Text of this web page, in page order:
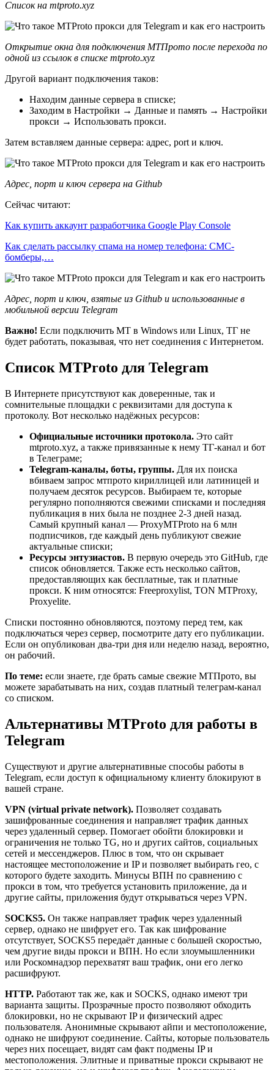
Список на mtproto.xyz
Открытие окна для подключения МТПрото после перехода по
одной из ссылок в списке mtproto.xyz
Другой вариант подключения таков:
Находим данные сервера в списке;
Заходим в Настройки → Данные и память → Настройки
прокси → Использовать прокси.
Затем вставляем данные сервера: адрес, port и ключ.
Адрес, порт и ключ сервера на Github
Сейчас читают:
Как купить аккаунт разработчика Google Play Console
Как сделать рассылку спама на номер телефона: СМС-
бомберы,…
Адрес, порт и ключ, взятые из Github и использованные в
мобильной версии Telegram
Важно! Если подключить МТ в Windows или Linux, ТГ не
будет работать, показывая, что нет соединения с Интернетом.
Список MTProto для Telegram
В Интернете присутствуют как доверенные, так и
сомнительные площадки с реквизитами для доступа к
протоколу. Вот несколько надёжных ресурсов:
Официальные источники протокола. Это сайт
mtproto.xyz, а также привязанные к нему ТГ-канал и бот
в Телеграме;
Telegram-каналы, боты, группы. Для их поиска
вбиваем запрос мтпрото кириллицей или латиницей и
получаем десяток ресурсов. Выбираем те, которые
регулярно пополняются свежими списками и последняя
публикация в них была не позднее 2-3 дней назад.
Самый крупный канал — ProxyMTProto на 6 млн
подписчиков, где каждый день публикуют свежие
актуальные списки;
Ресурсы энтузиастов. В первую очередь это GitHub, где
список обновляется. Также есть несколько сайтов,
предоставляющих как бесплатные, так и платные
прокси. К ним относятся: Freeproxylist, TON MTProxy,
Proxyelite.
Списки постоянно обновляются, поэтому перед тем, как
подключаться через сервер, посмотрите дату его публикации.
Если он опубликован два-три дня или неделю назад, вероятно,
он рабочий.
По теме: если знаете, где брать самые свежие МТПрото, вы
можете зарабатывать на них, создав платный телеграм-канал
со списком.
Альтернативы MTProto для работы в
Telegram
Существуют и другие альтернативные способы работы в
Telegram, если доступ к официальному клиенту блокируют в
вашей стране.
VPN (virtual private network). Позволяет создавать
зашифрованные соединения и направляет трафик данных
через удаленный сервер. Помогает обойти блокировки и
ограничения не только TG, но и других сайтов, социальных
сетей и мессенджеров. Плюс в том, что он скрывает
настоящее местоположение и IP и позволяет выбирать гео, с
которого будете заходить. Минусы ВПН по сравнению с
прокси в том, что требуется установить приложение, да и
другие сайты, приложения будут открываться через VPN.
SOCKS5. Он также направляет трафик через удаленный
сервер, однако не шифрует его. Так как шифрование
отсутствует, SOCKS5 передаёт данные с большей скоростью,
чем другие виды прокси и ВПН. Но если злоумышленники
или Роскомнадзор перехватят ваш трафик, они его легко
расшифруют.
HTTP. Работают так же, как и SOCKS, однако имеют три
варианта защиты. Прозрачные просто позволяют обходить
блокировки, но не скрывают IP и физический адрес
пользователя. Анонимные скрывают айпи и местоположение,
однако не шифруют соединение. Сайты, которые пользователь
через них посещает, видят сам факт подмены IP и
местоположения. Элитные и приватные прокси скрывают не